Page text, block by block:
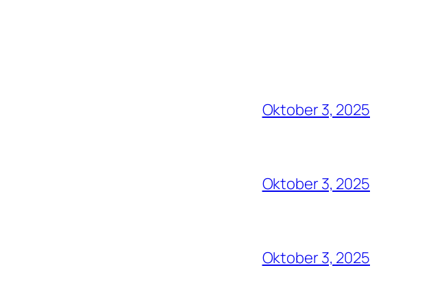
Oktober 3, 2025
Oktober 3, 2025
Oktober 3, 2025